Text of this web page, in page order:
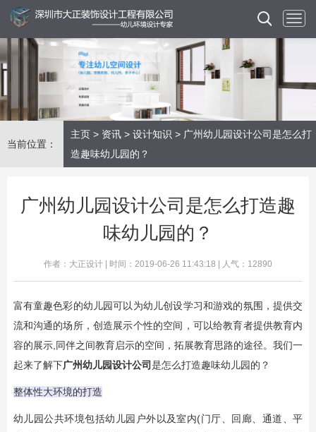
当前位置：
主页 > 资讯 > 设计知识 > 广州幼儿园设计公司是怎么打
造趣味幼儿园的？
广州幼儿园设计公司是怎么打造趣
味幼儿园的？
作者：大正设计 | 时间：2019-06-26 11:43:18 | 人气：12890
富有童趣色彩的幼儿园可以为幼儿创设学习和游戏的氛围，提供交
流和沟通的场所，创造展示个性的空间，可以给教育者提供教育内
容的展示,同伴之间教育启示的空间，拓展教育思路的途径。我们一
起来了解下广州幼儿园设计公司是怎么打造趣味幼儿园的？
整体性大环境的打造
幼儿园公共环境包括幼儿园户外以及室内(门厅、回廊、通道、平